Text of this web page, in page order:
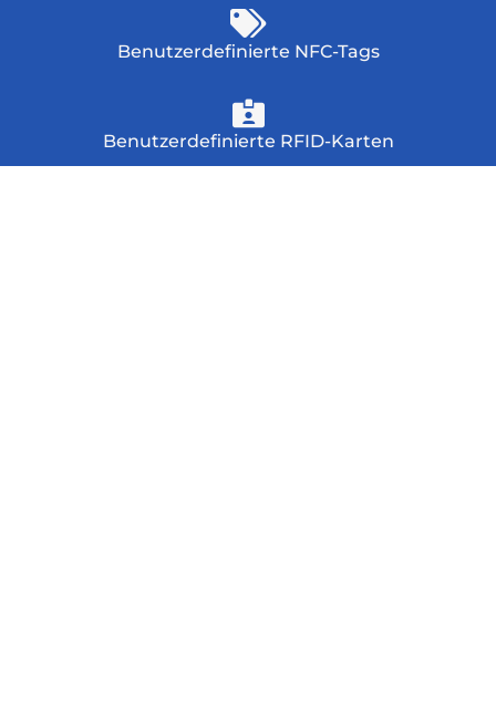
Benutzerdefinierte NFC-Tags
Benutzerdefinierte RFID-Karten